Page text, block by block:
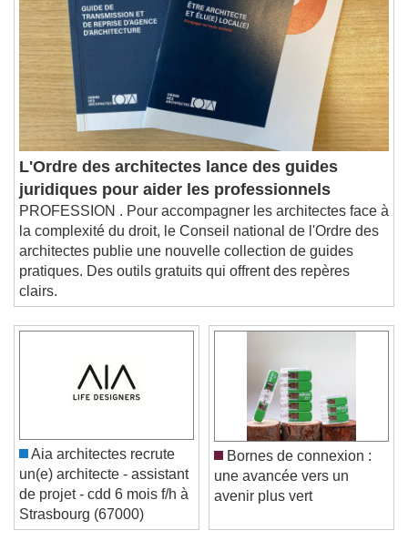
L'Ordre des architectes lance des guides
juridiques pour aider les professionnels
PROFESSION . Pour accompagner les architectes face à
la complexité du droit, le Conseil national de l'Ordre des
architectes publie une nouvelle collection de guides
pratiques. Des outils gratuits qui offrent des repères
clairs.
Aia architectes recrute
un(e) architecte - assistant
de projet - cdd 6 mois f/h à
Strasbourg (67000)
Bornes de connexion :
une avancée vers un